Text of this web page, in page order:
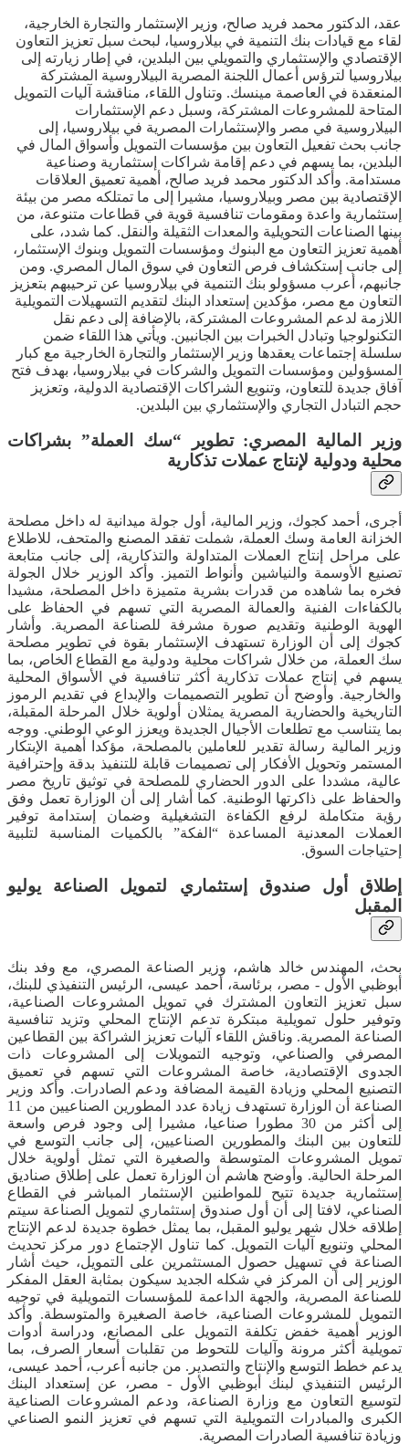
عقد، الدكتور محمد فريد صالح، وزير الإستثمار والتجارة الخارجية،
لقاء مع قيادات بنك التنمية في بيلاروسيا، لبحث سبل تعزيز التعاون
الإقتصادي والإستثماري والتمويلي بين البلدين، في إطار زيارته إلى
بيلاروسيا لترؤس أعمال اللجنة المصرية البيلاروسية المشتركة
المنعقدة في العاصمة مينسك. وتناول اللقاء، مناقشة آليات التمويل
المتاحة للمشروعات المشتركة، وسبل دعم الإستثمارات
البيلاروسية في مصر والإستثمارات المصرية في بيلاروسيا، إلى
جانب بحث تفعيل التعاون بين مؤسسات التمويل وأسواق المال في
البلدين، بما يسهم في دعم إقامة شراكات إستثمارية وصناعية
مستدامة. وأكد الدكتور محمد فريد صالح، أهمية تعميق العلاقات
الإقتصادية بين مصر وبيلاروسيا، مشيرا إلى ما تمتلكه مصر من بيئة
إستثمارية واعدة ومقومات تنافسية قوية في قطاعات متنوعة، من
بينها الصناعات التحويلية والمعدات الثقيلة والنقل. كما شدد، على
أهمية تعزيز التعاون مع البنوك ومؤسسات التمويل وبنوك الإستثمار،
إلى جانب إستكشاف فرص التعاون في سوق المال المصري. ومن
جانبهم، أعرب مسؤولو بنك التنمية في بيلاروسيا عن ترحيبهم بتعزيز
التعاون مع مصر، مؤكدين إستعداد البنك لتقديم التسهيلات التمويلية
اللازمة لدعم المشروعات المشتركة، بالإضافة إلى دعم نقل
التكنولوجيا وتبادل الخبرات بين الجانبين. ويأتي هذا اللقاء ضمن
سلسلة إجتماعات يعقدها وزير الإستثمار والتجارة الخارجية مع كبار
المسؤولين ومؤسسات التمويل والشركات في بيلاروسيا، بهدف فتح
آفاق جديدة للتعاون، وتنويع الشراكات الإقتصادية الدولية، وتعزيز
حجم التبادل التجاري والإستثماري بين البلدين.
وزير المالية المصري: تطوير “سك العملة” بشراكات
محلية ودولية لإنتاج عملات تذكارية
أجرى، أحمد كجوك، وزير المالية، أول جولة ميدانية له داخل مصلحة
الخزانة العامة وسك العملة، شملت تفقد المصنع والمتحف، للاطلاع
على مراحل إنتاج العملات المتداولة والتذكارية، إلى جانب متابعة
تصنيع الأوسمة والنياشين وأنواط التميز. وأكد الوزير خلال الجولة
فخره بما شاهده من قدرات بشرية متميزة داخل المصلحة، مشيدا
بالكفاءات الفنية والعمالة المصرية التي تسهم في الحفاظ على
الهوية الوطنية وتقديم صورة مشرفة للصناعة المصرية. وأشار
كجوك إلى أن الوزارة تستهدف الإستثمار بقوة في تطوير مصلحة
سك العملة، من خلال شراكات محلية ودولية مع القطاع الخاص، بما
يسهم في إنتاج عملات تذكارية أكثر تنافسية في الأسواق المحلية
والخارجية. وأوضح أن تطوير التصميمات والإبداع في تقديم الرموز
التاريخية والحضارية المصرية يمثلان أولوية خلال المرحلة المقبلة،
بما يتناسب مع تطلعات الأجيال الجديدة ويعزز الوعي الوطني. ووجه
وزير المالية رسالة تقدير للعاملين بالمصلحة، مؤكدا أهمية الإبتكار
المستمر وتحويل الأفكار إلى تصميمات قابلة للتنفيذ بدقة وإحترافية
عالية، مشددا على الدور الحضاري للمصلحة في توثيق تاريخ مصر
والحفاظ على ذاكرتها الوطنية. كما أشار إلى أن الوزارة تعمل وفق
رؤية متكاملة لرفع الكفاءة التشغيلية وضمان إستدامة توفير
العملات المعدنية المساعدة “الفكة” بالكميات المناسبة لتلبية
إحتياجات السوق.
إطلاق أول صندوق إستثماري لتمويل الصناعة يوليو
المقبل
بحث، المهندس خالد هاشم، وزير الصناعة المصري، مع وفد بنك
أبوظبي الأول - مصر، برئاسة، أحمد عيسى، الرئيس التنفيذي للبنك،
سبل تعزيز التعاون المشترك في تمويل المشروعات الصناعية،
وتوفير حلول تمويلية مبتكرة تدعم الإنتاج المحلي وتزيد تنافسية
الصناعة المصرية. وناقش اللقاء آليات تعزيز الشراكة بين القطاعين
المصرفي والصناعي، وتوجيه التمويلات إلى المشروعات ذات
الجدوى الإقتصادية، خاصة المشروعات التي تسهم في تعميق
التصنيع المحلي وزيادة القيمة المضافة ودعم الصادرات. وأكد وزير
الصناعة أن الوزارة تستهدف زيادة عدد المطورين الصناعيين من 11
إلى أكثر من 30 مطورا صناعيا، مشيرا إلى وجود فرص واسعة
للتعاون بين البنك والمطورين الصناعيين، إلى جانب التوسع في
تمويل المشروعات المتوسطة والصغيرة التي تمثل أولوية خلال
المرحلة الحالية. وأوضح هاشم أن الوزارة تعمل على إطلاق صناديق
إستثمارية جديدة تتيح للمواطنين الإستثمار المباشر في القطاع
الصناعي، لافتا إلى أن أول صندوق إستثماري لتمويل الصناعة سيتم
إطلاقه خلال شهر يوليو المقبل، بما يمثل خطوة جديدة لدعم الإنتاج
المحلي وتنويع آليات التمويل. كما تناول الإجتماع دور مركز تحديث
الصناعة في تسهيل حصول المستثمرين على التمويل، حيث أشار
الوزير إلى أن المركز في شكله الجديد سيكون بمثابة العقل المفكر
للصناعة المصرية، والجهة الداعمة للمؤسسات التمويلية في توجيه
التمويل للمشروعات الصناعية، خاصة الصغيرة والمتوسطة. وأكد
الوزير أهمية خفض تكلفة التمويل على المصانع، ودراسة أدوات
تمويلية أكثر مرونة وآليات للتحوط من تقلبات أسعار الصرف، بما
يدعم خطط التوسع والإنتاج والتصدير. من جانبه أعرب، أحمد عيسى،
الرئيس التنفيذي لبنك أبوظبي الأول - مصر، عن إستعداد البنك
لتوسيع التعاون مع وزارة الصناعة، ودعم المشروعات الصناعية
الكبرى والمبادرات التمويلية التي تسهم في تعزيز النمو الصناعي
وزيادة تنافسية الصادرات المصرية.